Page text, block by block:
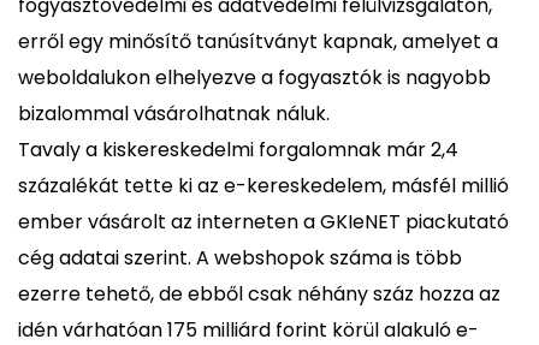
erről egy minősítő tanúsítványt kapnak, amelyet a
weboldalukon elhelyezve a fogyasztók is nagyobb
bizalommal vásárolhatnak náluk.
Tavaly a kiskereskedelmi forgalomnak már 2,4
százalékát tette ki az e-kereskedelem, másfél millió
ember vásárolt az interneten a GKIeNET piackutató
cég adatai szerint. A webshopok száma is több
ezerre tehető, de ebből csak néhány száz hozza az
idén várhatóan 175 milliárd forint körül alakuló e-